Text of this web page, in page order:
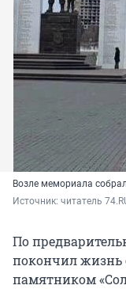
Возле мемориала
Источник: читатель
По
покончил жизнь
памятником